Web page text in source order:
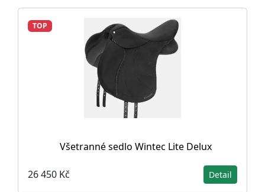
TOP
Všetranné sedlo Wintec Lite Delux
26 450 Kč Detail